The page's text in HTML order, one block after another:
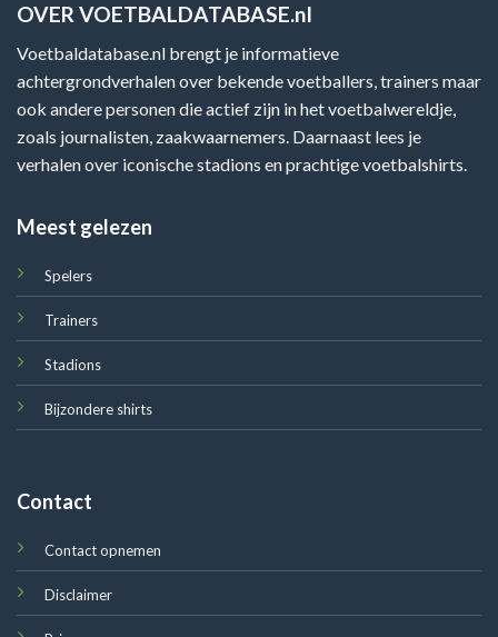
OVER VOETBALDATABASE.nl
Voetbaldatabase.nl brengt je informatieve
achtergrondverhalen over bekende voetballers, trainers maar
ook andere personen die actief zijn in het voetbalwereldje,
zoals journalisten, zaakwaarnemers. Daarnaast lees je
verhalen over iconische stadions en prachtige voetbalshirts.
Meest gelezen
Spelers
Trainers
Stadions
Bijzondere shirts
Contact
Contact opnemen
Disclaimer